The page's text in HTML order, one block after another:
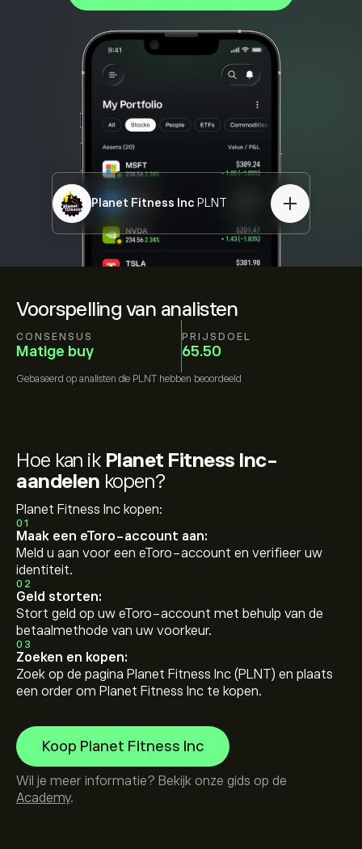
Voorspelling van analisten
CONSENSUS
Matige buy
PRIJSDOEL
65.50
Gebaseerd op analisten die PLNT hebben beoordeeld
Planet Fitness Inc PLNT
Hoe kan ik Planet Fitness Inc-
aandelen kopen?
Planet Fitness Inc kopen:
01
Maak een eToro-account aan:
Meld u aan voor een eToro-account en verifieer uw
identiteit.
02
Geld storten:
Stort geld op uw eToro-account met behulp van de
betaalmethode van uw voorkeur.
03
Zoeken en kopen:
Zoek op de pagina Planet Fitness Inc (PLNT) en plaats
een order om Planet Fitness Inc te kopen.
Koop Planet Fitness Inc
Wil je meer informatie? Bekijk onze gids op de
Academy.